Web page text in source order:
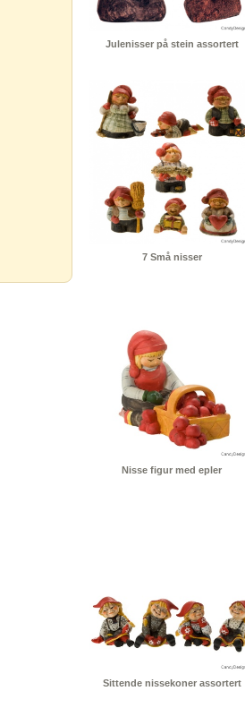
Julenisser på stein assortert
7 Små nisser
Nisse figur med epler
Sittende nissekoner assortert